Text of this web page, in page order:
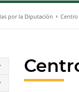
por la Diputación